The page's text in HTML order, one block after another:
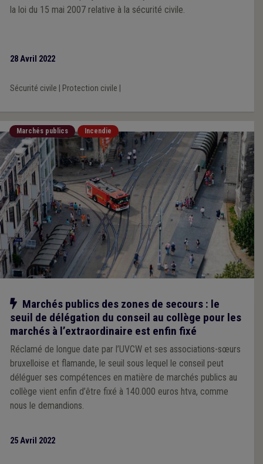
la loi du 15 mai 2007 relative à la sécurité civile.
28 Avril 2022
Sécurité civile Protection civile
Marchés publics Incendie
Notre action
Marchés publics des zones de secours : le
seuil de délégation du conseil au collège pour les
marchés à l’extraordinaire est enfin fixé
Réclamé de longue date par l’UVCW et ses associations-sœurs
bruxelloise et flamande, le seuil sous lequel le conseil peut
déléguer ses compétences en matière de marchés publics au
collège vient enfin d’être fixé à 140.000 euros htva, comme
nous le demandions.
25 Avril 2022